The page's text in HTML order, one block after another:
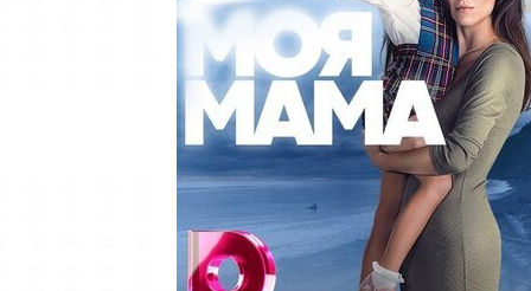
62 серия
63 серия
66 серия
67 серия
70 серия
71 серия
74 серия
75 серия
78 серия
79 серия